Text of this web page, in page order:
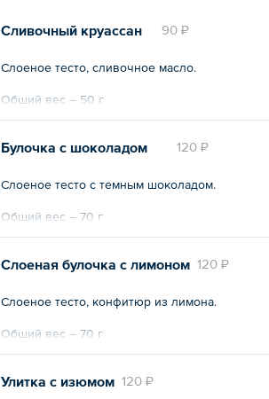
90 ₽
Сливочный круассан
Слоеное тесто, сливочное масло.
Общий вес – 50 г
120 ₽
Булочка с шоколадом
Слоеное тесто с темным шоколадом.
Общий вес – 70 г
120 ₽
Слоеная булочка с лимоном
Слоеное тесто, конфитюр из лимона.
Общий вес – 70 г
120 ₽
Улитка с изюмом